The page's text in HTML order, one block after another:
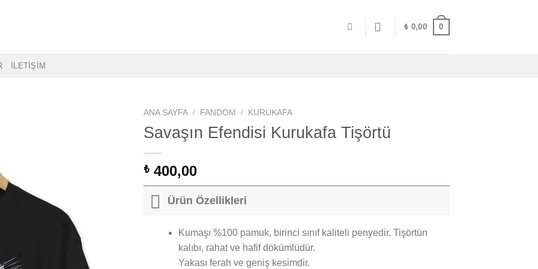
₺ 0,00 0
İLETİŞİM
ANA SAYFA / FANDOM / KURUKAFA
Savaşın Efendisi Kurukafa Tişörtü
₺ 400,00
Ürün Özellikleri
Kumaşı %100 pamuk, birinci sınıf kaliteli penyedir. Tişörtün
kalıbı, rahat ve hafif dökümlüdür.
Yakası ferah ve geniş kesimdir.